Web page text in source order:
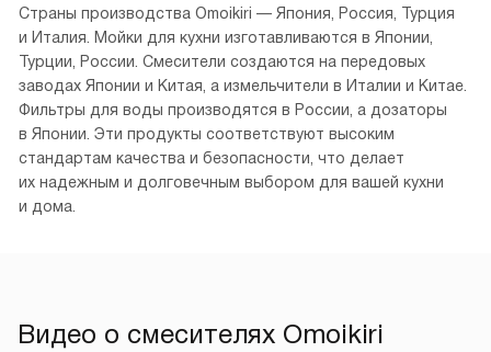
Страны производства Omoikiri — Япония, Россия, Турция
и Италия. Мойки для кухни изготавливаются в Японии,
Турции, России. Смесители создаются на передовых
заводах Японии и Китая, а измельчители в Италии и Китае.
Фильтры для воды производятся в России, а дозаторы
в Японии. Эти продукты соответствуют высоким
стандартам качества и безопасности, что делает
их надежным и долговечным выбором для вашей кухни
и дома.
Видео о смесителях Omoikiri